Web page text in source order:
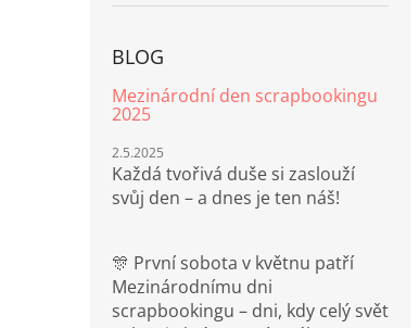
BLOG
Mezinárodní den scrapbookingu
2025
2.5.2025
Každá tvořivá duše si zaslouží
svůj den – a dnes je ten náš!
🎊 První sobota v květnu patří
Mezinárodnímu dni
scrapbookingu – dni, kdy celý svět